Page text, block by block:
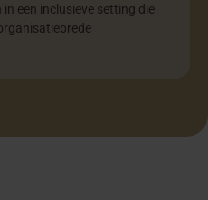
een inclusieve setting die